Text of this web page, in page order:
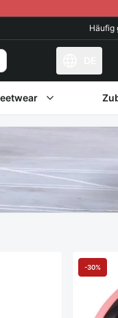
Häufig
-30%